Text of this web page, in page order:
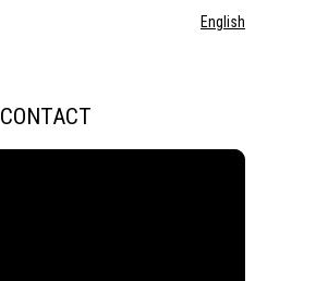
CONTACT
English